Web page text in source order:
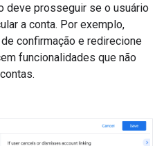
deve prosseguir se o usuário
a conta. Por exemplo,
confirmação e redirecione
funcionalidades que não